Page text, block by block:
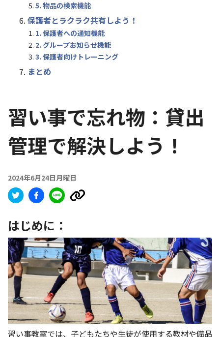
5. 物品の検索機能
保護者とラクラク共有しよう！
1. 保護者への通知機能
2. グループお知らせ機能
3. 保護者向けトレーニング
まとめ
習い事で忘れ物：貸出
管理で解決しよう！
2024年6月24日月曜日
はじめに：
習い事教室では、子どもたちや生徒が使用する教材や備品